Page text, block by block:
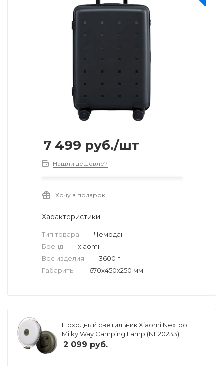
7 499 руб./шт
Нашли дешевле?
Хочу в подарок
Характеристики
Тип товара — Чемодан
Бренд — xiaomi
Вес изделия — 3600 г
Габариты — 670x450x250 мм
Походный светильник Xiaomi NexTool
Milky Way Camping Lamp (NE20233)
2 099 руб.